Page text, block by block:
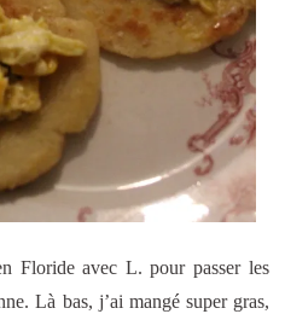
Floride avec L. pour passer les
Là bas, j’ai mangé super gras,